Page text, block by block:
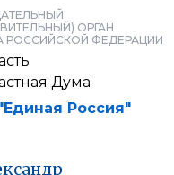
ОРГАН
РОССИЙСКОЙ ФЕДЕРАЦИИ
Дума
Россия"